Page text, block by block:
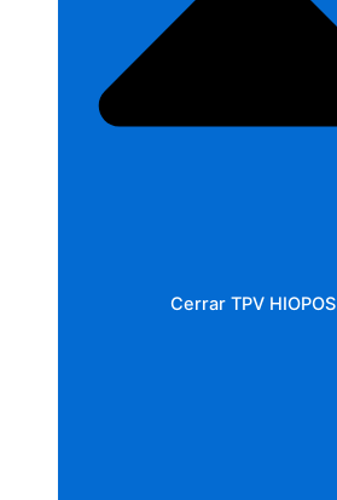
Cerrar TPV HIOPOS